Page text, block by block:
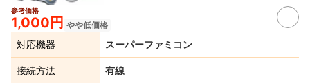
参考価格
1,000円 やや低価格
対応機器 スーパーファミコン
接続方法 有線